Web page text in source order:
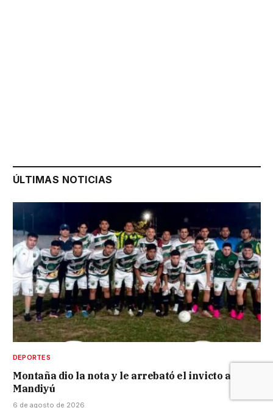
ÚLTIMAS NOTICIAS
DEPORTES
Montaña dio la nota y le arrebató el invicto a
Mandiyú
6 de agosto de 2026